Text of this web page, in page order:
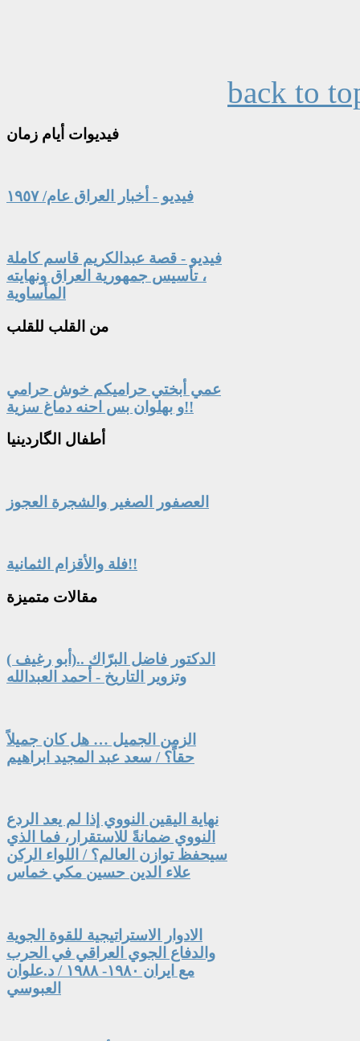
back to
فيديوات أيام زمان
فيديو - أخبار العراق عام/ ١٩٥٧
فيديو - قصة عبدالكريم قاسم كاملة
، تأسيس جمهورية العراق ونهايته
المأساوية
من القلب للقلب
عمي أبختي حراميكم خوش حرامي
و بهلوان بس احنه دماغ سزية!!
أطفال الگاردينيا
العصفور الصغير والشجرة العجوز
فلة والأقزام الثمانية!!
مقالات متميزة
الدكتور فاضل البرّاك ..(أبو رغيف )
وتزوير التاريخ - أحمد العبدالله
الزمن الجميل … هل كان جميلاً
حقاً؟ / سعد عبد المجيد ابراهيم
نهاية اليقين النووي إذا لم يعد الردع
النووي ضمانةً للاستقرار، فما الذي
سيحفظ توازن العالم؟ / اللواء الركن
علاء الدين حسين مكي خماس
الادوار الاستراتيجية للقوة الجوية
والدفاع الجوي العراقي في الحرب
مع ايران ١٩٨٠- ١٩٨٨ / د.علوان
العبوسي